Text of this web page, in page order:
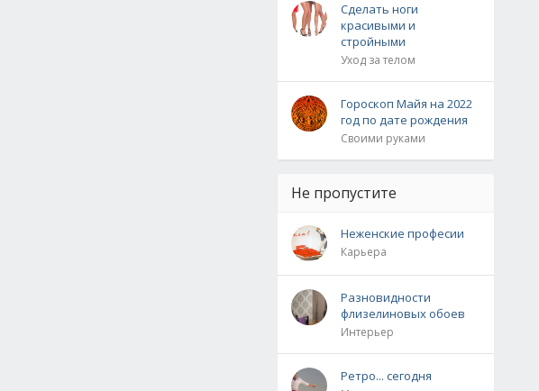
Сделать ноги
красивыми и
стройными
Уход за телом
Гороскоп Майя на 2022
год по дате рождения
Своими руками
Не пропустите
Неженские професии
Карьера
Разновидности
флизелиновых обоев
Интерьер
Ретро... сегодня